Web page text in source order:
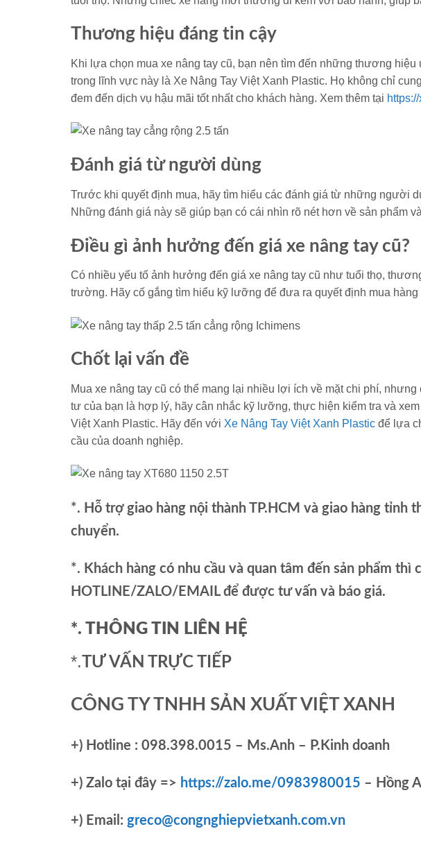
Thương hiệu đáng tin cậy
Khi lựa chọn mua xe nâng tay cũ, bạn nên tìm đến những thương
trong lĩnh vực này là Xe Nâng Tay Việt Xanh Plastic. Họ không chỉ
đem đến dịch vụ hậu mãi tốt nhất cho khách hàng. Xem thêm tại
Đánh giá từ người dùng
Trước khi quyết định mua, hãy tìm hiểu các đánh giá từ những người
Những đánh giá này sẽ giúp bạn có cái nhìn rõ nét hơn về sản phẩm
Điều gì ảnh hưởng đến giá xe nâng tay cũ?
Có nhiều yếu tố ảnh hưởng đến giá xe nâng tay cũ như tuổi thọ,
trường. Hãy cố gắng tìm hiểu kỹ lưỡng để đưa ra quyết định mua hàng
Chốt lại vấn đề
Mua xe nâng tay cũ có thể mang lại nhiều lợi ích về mặt chi phí,
tư của bạn là hợp lý, hãy cân nhắc kỹ lưỡng, thực hiện kiểm tra và
Việt Xanh Plastic. Hãy đến với Xe Nâng Tay Việt Xanh Plastic để lựa
cầu của doanh nghiệp.
*. Hỗ trợ giao hàng nội thành TP.HCM và giao hàng tỉnh
chuyển.
*. Khách hàng có nhu cầu và quan tâm đến sản phẩm thì
HOTLINE/ZALO/EMAIL để được tư vấn và báo giá.
*. THÔNG TIN LIÊN HỆ
*.TƯ VẤN TRỰC TIẾP
CÔNG TY TNHH SẢN XUẤT VIỆT XANH
+) Hotline : 098.398.0015 – Ms.Anh – P.Kinh doanh
+) Zalo tại đây => https://zalo.me/0983980015 – Hồng
+) Email: greco@congnghiepvietxanh.com.vn